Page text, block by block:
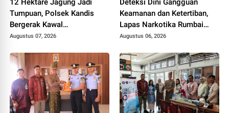
12 Hektare Jagung Jadi
Tumpuan, Polsek Kandis
Bergerak Kawal
Swasembada Pangan
Augustus 07, 2026
Deteksi Dini Gangguan
Keamanan dan Ketertiban,
Lapas Narkotika Rumbai
Gelar Razia Rutin Blok
Augustus 06, 2026